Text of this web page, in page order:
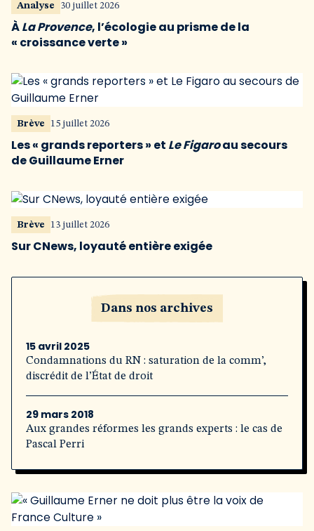
Analyse 30 juillet 2026
ÀLa Provence, l’écologie au prisme de la
« croissance verte »
Brève 15 juillet 2026
Les « grands reporters » et Le Figaroau secours
de Guillaume Erner
Brève 13 juillet 2026
Sur CNews, loyauté entière exigée
Dans nos archives
15 avril 2025
Condamnations du RN : saturation de la comm’,
discrédit de l’État de droit
29 mars 2018
Aux grandes réformes les grands experts : le cas de
Pascal Perri